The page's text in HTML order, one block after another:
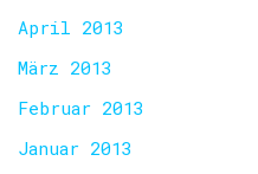
April 2013
März 2013
Februar 2013
Januar 2013